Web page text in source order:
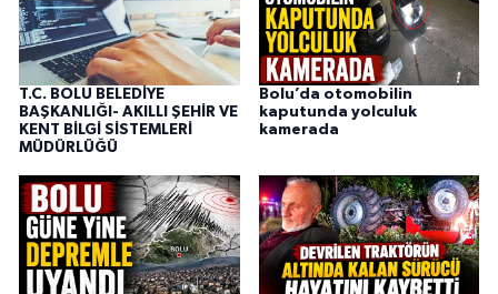
T.C. BOLU BELEDİYE
BAŞKANLIĞI- AKILLI ŞEHİR VE
KENT BİLGİ SİSTEMLERİ
MÜDÜRLÜĞÜ
Bolu’da otomobilin
kaputunda yolculuk
kamerada